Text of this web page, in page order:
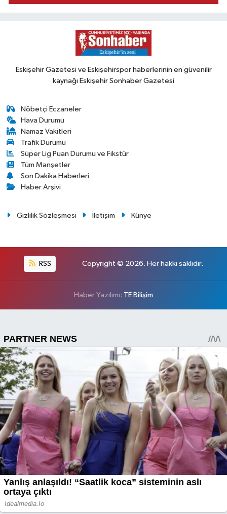
Eskişehir Gazetesi ve Eskişehirspor haberlerinin en güvenilir
kaynağı Eskişehir Sonhaber Gazetesi
Nöbetçi Eczaneler
Hava Durumu
Namaz Vakitleri
Trafik Durumu
Süper Lig Puan Durumu ve Fikstür
Tüm Manşetler
Son Dakika Haberleri
Haber Arşivi
Gizlilik Sözleşmesi İletişim Künye
RSS Copyright © 2026. Her hakkı saklıdır.
Haber Yazılımı: TE Bilişim